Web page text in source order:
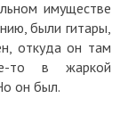
имуществе
были гитары,
откуда он там
то в жаркой
он был.